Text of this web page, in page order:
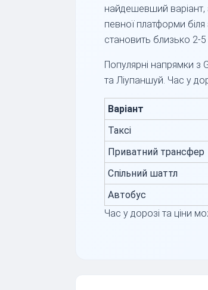
найдешевший
певної платформи
становить близько 2-
Популярні напрямки з
та Ліупаншуй. Час у
Варіант
Таксі
Приватний трансфер
Спільний шаттл
Автобус
Час у дорозі та ціни